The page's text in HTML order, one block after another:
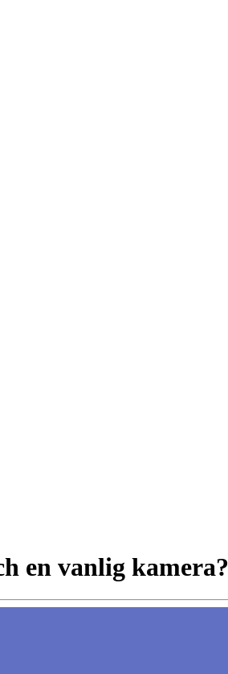
en vanlig kamera?